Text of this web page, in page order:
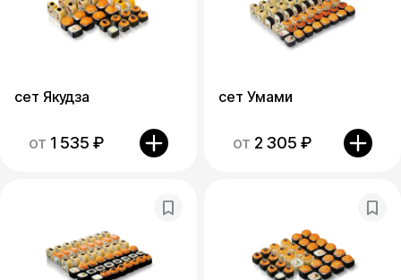
сет Якудза
от 1 535 ₽
сет Умами
от 2 305 ₽